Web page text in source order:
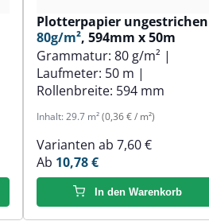
Plotterpapier ungestrichen
80g/m², 594mm x 50m
Grammatur: 80 g/m² |
Laufmeter: 50 m |
Rollenbreite: 594 mm
Inhalt: 29.7 m²(0,36 € / m²)
Varianten ab 7,60 €
Ab 10,78 €
In den Warenkorb